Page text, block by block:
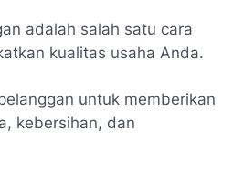
adalah salah satu cara
kualitas usaha Anda.
untuk memberikan
kebersihan, dan